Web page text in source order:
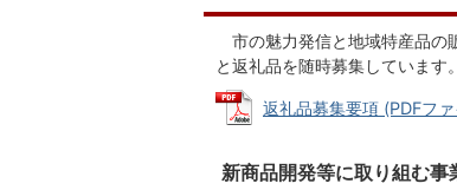
市の魅力発信と地域特産品の
と返礼品を随時募集しています。
返礼品募集要項 (PDFフ
新商品開発等に取り組む事